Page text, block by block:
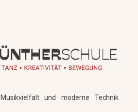
und moderne Technik